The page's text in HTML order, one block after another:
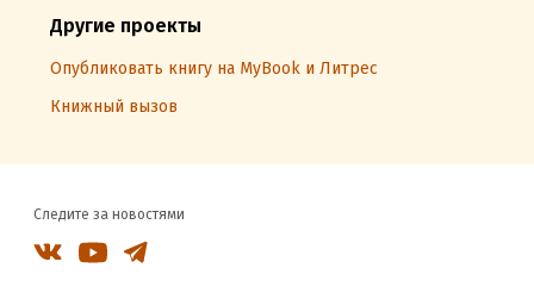
Другие проекты
Опубликовать книгу на MyBook и Литрес
Книжный вызов
Следите за новостями